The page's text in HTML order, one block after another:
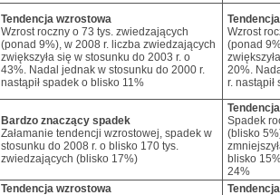
Tendencja wzrostowa
Wzrost roczny o 73 tys. zwiedzających
(ponad 9%), w 2008 r. liczba zwiedzających
zwiększyła się w stosunku do 2003 r. o
43%. Nadal jednak w stosunku do 2000 r.
nastąpił spadek o blisko 11%
Wzrost
(ponad
20%.
r.
Bardzo znaczący spadek
Załamanie tendencji wzrostowej, spadek w
stosunku do 2008 r. o blisko 170 tys.
zwiedzających (blisko 17%)
Spadek
(blisko
blisko
24%
Tendencja wzrostowa